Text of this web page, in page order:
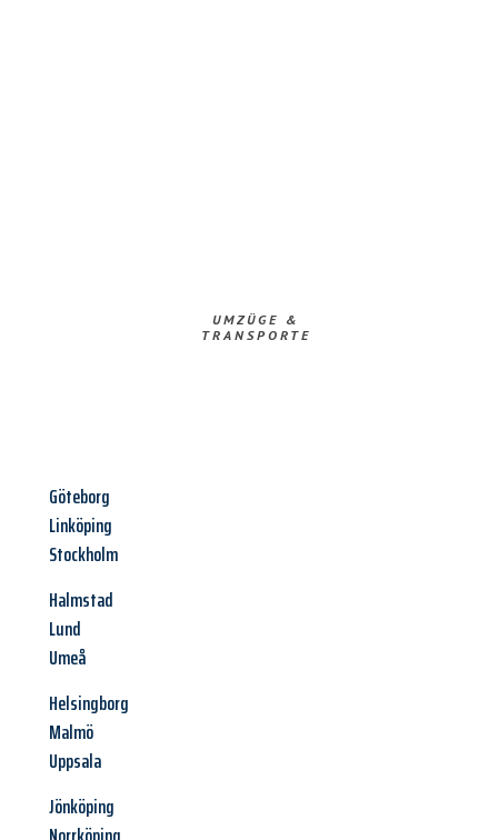
UMZÜGE &
TRANSPORTE
Göteborg
Linköping
Stockholm
Halmstad
Lund
Umeå
Helsingborg
Malmö
Uppsala
Jönköping